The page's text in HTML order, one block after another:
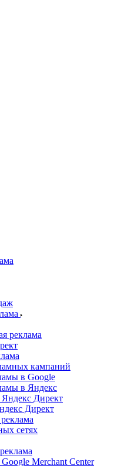
реклама
кампаний
в Google
в Яндекс
Директ
Директ
сетях
Merchant Center